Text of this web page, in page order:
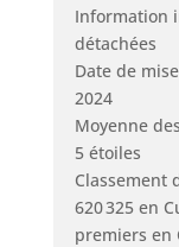
Information
détachées
Date de
2024
Moyenne
5 étoiles
Classement
620 325 en
premiers en